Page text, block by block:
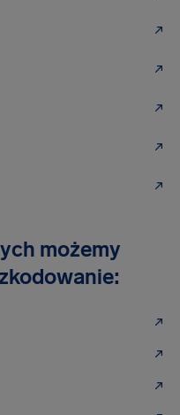
możemy